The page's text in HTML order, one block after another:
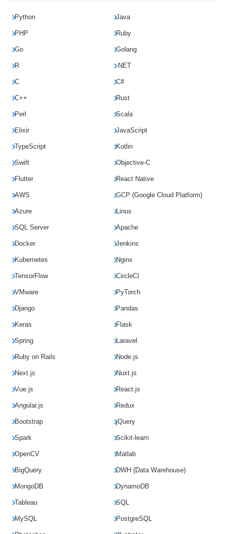
Python Java
PHP Ruby
Go Golang
R .NET
C C#
C++ Rust
Perl Scala
Elixir JavaScript
TypeScript Kotlin
Swift Objective-C
Flutter React Native
AWS GCP (Google Cloud Platform)
Azure Linux
SQL Server Apache
Docker Jenkins
Kubernetes Nginx
TensorFlow CircleCI
VMware PyTorch
Django Pandas
Keras Flask
Spring Laravel
Ruby on Rails Node.js
Next.js Nuxt.js
Vue.js React.js
Angular.js Redux
Bootstrap jQuery
Spark Scikit-learn
OpenCV Matlab
BigQuery DWH (Data Warehouse)
MongoDB DynamoDB
Tableau SQL
MySQL PostgreSQL